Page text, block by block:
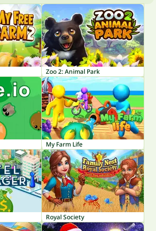
Zoo 2: Animal Park
My Farm Life
Royal Society